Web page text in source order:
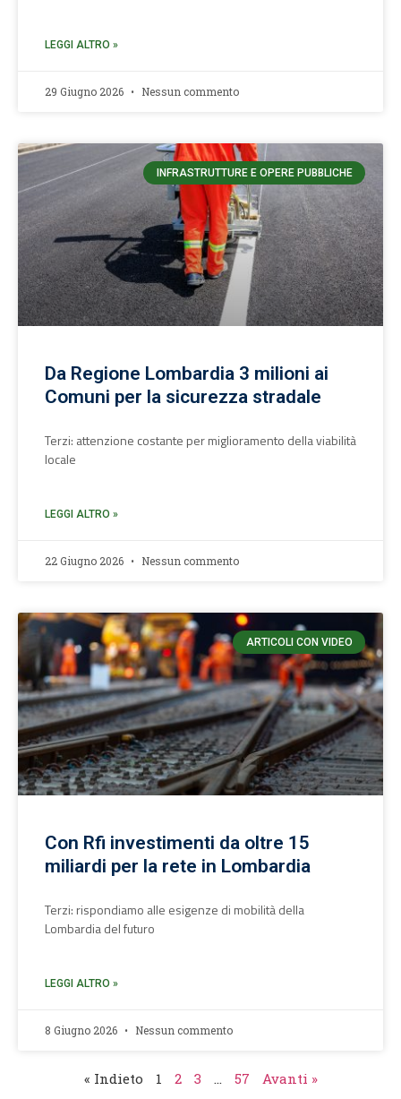
LEGGI ALTRO »
29 Giugno 2026 Nessun commento
INFRASTRUTTURE E OPERE PUBBLICHE
Da Regione Lombardia 3 milioni ai
Comuni per la sicurezza stradale
Terzi: attenzione costante per miglioramento della viabilità
locale
LEGGI ALTRO »
22 Giugno 2026 Nessun commento
ARTICOLI CON VIDEO
Con Rfi investimenti da oltre 15
miliardi per la rete in Lombardia
Terzi: rispondiamo alle esigenze di mobilità della
Lombardia del futuro
LEGGI ALTRO »
8 Giugno 2026 Nessun commento
« Indieto 1 2 3 … 57 Avanti »